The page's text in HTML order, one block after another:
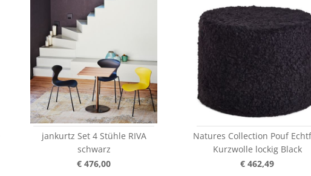
jankurtz Set 4 Stühle RIVA
schwarz
€ 476,00
Natures Collection Pouf
Kurzwolle lockig Black
€ 462,49